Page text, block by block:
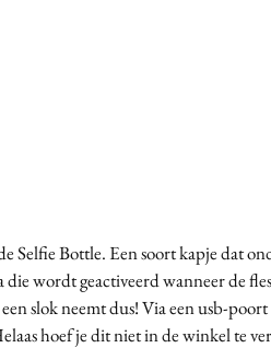
Selfie Bottle. Een soort kapje dat
die wordt geactiveerd wanneer de
slok neemt dus! Via een usb-poort
hoef je dit niet in de winkel te